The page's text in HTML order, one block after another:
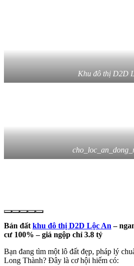
Khu đô thị D2D
Bán đất khu đô thị D2D Lộc An –
cư 100% – giá ngộp chỉ 3.8 tỷ
Bạn đang tìm một lô đất đẹp, pháp lý
Long Thành? Đây là cơ hội hiếm có: